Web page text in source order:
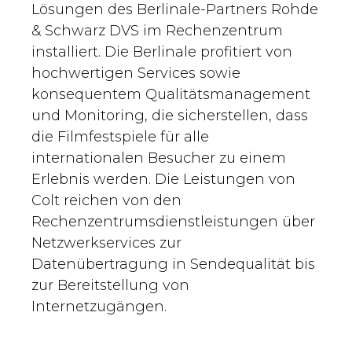
Lösungen des Berlinale-Partners Rohde
& Schwarz DVS im Rechenzentrum
installiert. Die Berlinale profitiert von
hochwertigen Services sowie
konsequentem Qualitätsmanagement
und Monitoring, die sicherstellen, dass
die Filmfestspiele für alle
internationalen Besucher zu einem
Erlebnis werden. Die Leistungen von
Colt reichen von den
Rechenzentrumsdienstleistungen über
Netzwerkservices zur
Datenübertragung in Sendequalität bis
zur Bereitstellung von
Internetzugängen.